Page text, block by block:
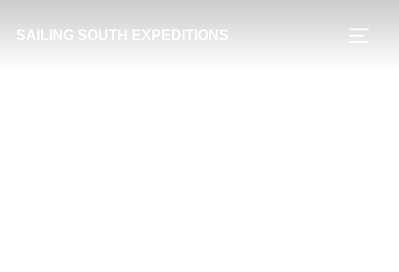
InhaltSAILING SOUTH EXPEDITIONS